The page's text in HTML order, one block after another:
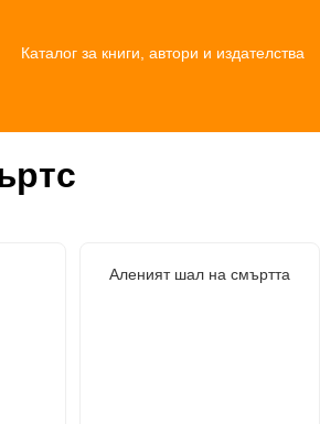
Каталог за книги, автори и издателства
Аленият шал на смъртта